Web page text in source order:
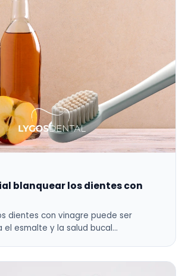
blanquear los dientes con
dientes con vinagre puede ser
el esmalte y la salud bucal…